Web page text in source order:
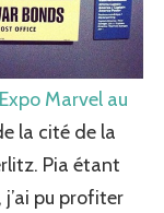
Marvel au
la cité de la
Pia étant
pu profiter